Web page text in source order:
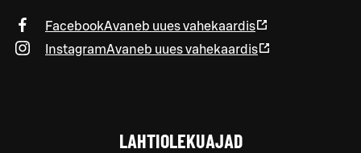
FacebookAvaneb uues vahekaardis
InstagramAvaneb uues vahekaardis
LAHTIOLEKUAJAD